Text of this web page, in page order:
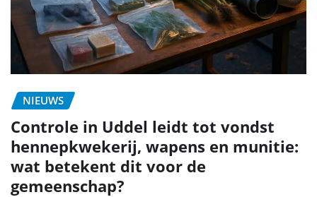
NIEUWS
Controle in Uddel leidt tot vondst
hennepkwekerij, wapens en munitie:
wat betekent dit voor de
gemeenschap?